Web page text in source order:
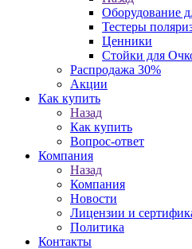
Оборудование
Тестеры
Ценники
Стойки для
Распродажа 30%
Акции
Как купить
Назад
Как купить
Вопрос-ответ
Компания
Назад
Компания
Новости
Лицензии и
Политика
Контакты